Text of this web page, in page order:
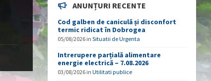
ANUNȚURI RECENTE
Cod galben de caniculă și disconfort
termic ridicat în Dobrogea
05/08/2026 inSituatii de Urgenta
Intrerupere parțială alimentare
energie electrică – 7.08.2026
03/08/2026 inUtilitati publice